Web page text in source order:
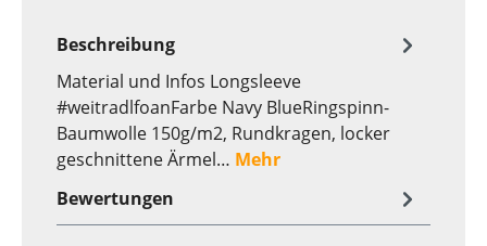
Beschreibung
Material und Infos Longsleeve
#weitradlfoanFarbe Navy BlueRingspinn-
Baumwolle 150g/m2, Rundkragen, locker
geschnittene Ärmel… Mehr
Bewertungen